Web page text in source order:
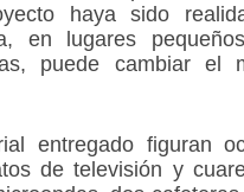
haya sido
en lugares
puede cambiar el
entregado figuran
de televisión y